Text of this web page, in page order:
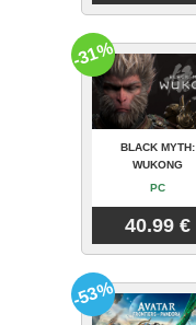
BLACK MYTH:
WUKONG
PC
40.99 €
-31%
-53%